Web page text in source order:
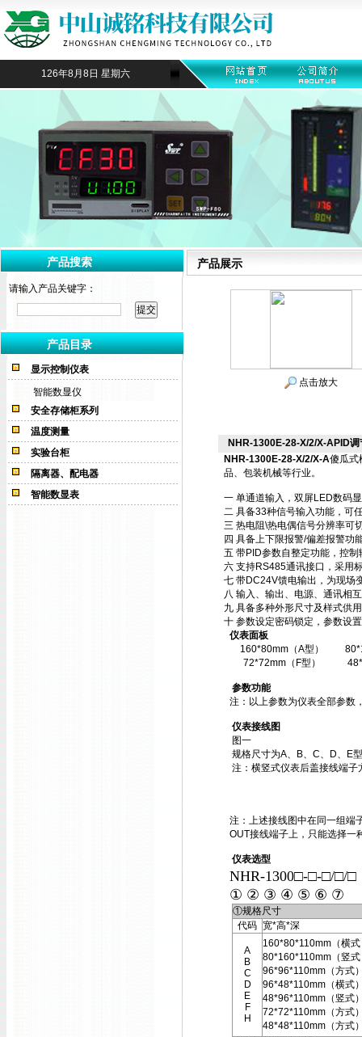
126年8月8日 星期六
产品搜索
请输入产品关键字：
产品目录
显示控制仪表
智能数显仪
安全存储柜系列
温度测量
实验台柜
隔离器、配电器
智能数显表
产品展示
点击放大
NHR-1300E-28-X/2/X-APID
NHR-1300E-28-X/2/X-A傻瓜式
品、包装机械等行业。
一 单通道输入，双屏LED数码
二 具备33种信号输入功能，可
三 热电阻\热电偶信号分辨率
四 具备上下限报警/偏差报警功
五 带PID参数自整定功能，控
六 支持RS485通讯接口，采用
七 带DC24V馈电输出，为现场
八 输入、输出、电源、通讯相
九 具备多种外形尺寸及样式供
十 参数设定密码锁定，参数设
仪表面板
160*80mm（A型）
72*72mm（F型）
参数功能
注：以上参数为仪表全部参数
仪表接线图
图一
规格尺寸为A、B、C、D、E
注：横竖式仪表后盖接线端
注：上述接线图中在同一组端
OUT接线端子上，只能选择一
仪表选型
NHR-1300□-□-□/□/□
① ② ③ ④ ⑤ ⑥ ⑦
①规格尺寸
代码 宽*高*深
A
B
C
D
E
F
H
160*80*110mm（横式
80*160*110mm（竖式
96*96*110mm（方式
96*48*110mm（横式
48*96*110mm（竖式
72*72*110mm（方式
48*48*110mm（方式